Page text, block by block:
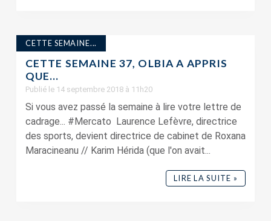
CETTE SEMAINE...
CETTE SEMAINE 37, OLBIA A APPRIS
QUE…
Publié le 14 septembre 2018 à 11h20
Si vous avez passé la semaine à lire votre lettre de
cadrage... #Mercato Laurence Lefèvre, directrice
des sports, devient directrice de cabinet de Roxana
Maracineanu // Karim Hérida (que l'on avait...
LIRE LA SUITE »